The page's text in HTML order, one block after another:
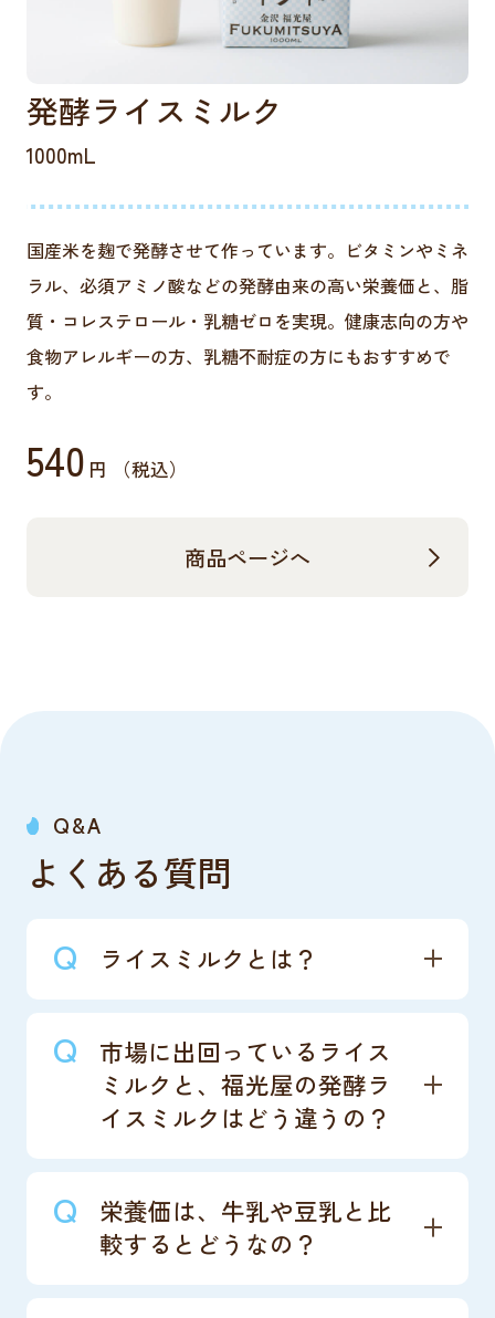
発酵ライスミルク
1000mL
国産米を麹で発酵させて作っています。ビタミンやミネ
ラル、必須アミノ酸などの発酵由来の高い栄養価と、脂
質・コレステロール・乳糖ゼロを実現。健康志向の方や
食物アレルギーの方、乳糖不耐症の方にもおすすめで
す。
540 円 （税込）
商品ページへ
Q&A
よくある質問
ライスミルクとは？
市場に出回っているライス
ミルクと、福光屋の発酵ラ
イスミルクはどう違うの？
栄養価は、牛乳や豆乳と比
較するとどうなの？